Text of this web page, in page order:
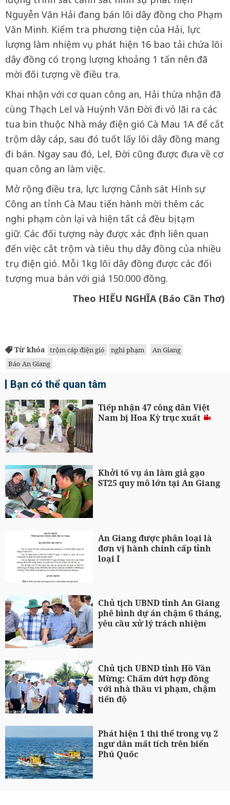
Nguyễn Văn Hải đang bán lõi dây đồng cho Phạm
Văn Minh. Kiểm tra phương tiện của Hải, lực
lượng làm nhiệm vụ phát hiện 16 bao tải chứa lõi
dây đồng có trọng lượng khoảng 1 tấn nên đã
mời đối tượng về điều tra.
Khai nhận với cơ quan công an, Hải thừa nhận đã
cùng Thạch Lel và Huỳnh Văn Đời đi vỏ lãi ra các
tua bin thuộc Nhà máy điện gió Cà Mau 1A để cắt
trộm dây cáp, sau đó tuốt lấy lõi dây đồng mang
đi bán. Ngay sau đó, Lel, Đời cũng được đưa về cơ
quan công an làm việc.
Mở rộng điều tra, lực lượng Cảnh sát Hình sự
Công an tỉnh Cà Mau tiến hành mời thêm các
nghi phạm còn lại và hiện tất cả đều bị tạm
giữ. Các đối tượng này được xác định liên quan
đến việc cắt trộm và tiêu thụ dây đồng của nhiều
trụ điện gió. Mỗi 1kg lõi dây đồng được các đối
tượng mua bán với giá 150.000 đồng.
Theo HIẾU NGHĨA (Báo Cần Thơ)
Từ khóa trộm cáp điện gió nghi phạm
An Giang
Báo An Giang
Bạn có thể quan tâm
Tiếp nhận 47 công dân Việt
Nam bị Hoa Kỳ trục xuất
Khởi tố vụ án làm giả gạo
ST25 quy mô lớn tại An Giang
An Giang được phân loại là
đơn vị hành chính cấp tỉnh
loại I
Chủ tịch UBND tỉnh An Giang
phê bình dự án chậm 6 tháng,
yêu cầu xử lý trách nhiệm
Chủ tịch UBND tỉnh Hồ Văn
Mừng: Chấm dứt hợp đồng
với nhà thầu vi phạm, chậm
tiến độ
Phát hiện 1 thi thể trong vụ 2
ngư dân mất tích trên biển
Phú Quốc